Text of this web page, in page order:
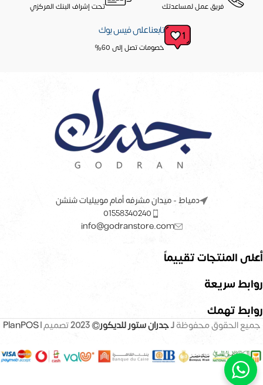
فريق عمل لمساعدتك تحت إشراف البنك المركزي
تابعنا على فيس بوك
خصومات تصل إلى 60%
دمياط - ميدان مشرفه أمام موبيليات شنشن
01558340240
info@godranstore.com
أعلى المنتجات تقييماً
روابط سريعة
روابط تهمك
جميع الحقوق محفوظةلـجدران ستور للديكور© 2023 تصميم |PlanPOS